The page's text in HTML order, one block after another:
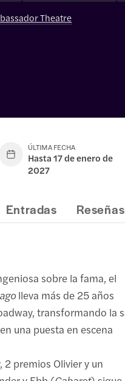
Theatre
ÚLTIMA FECHA
Hasta 17 de enero de
2027
Entradas Reseñas
sobre la fama, el
lleva más de 25 años
transformando la
una puesta en escena
2 premios Olivier y un